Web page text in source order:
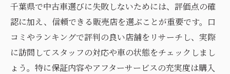
千葉県で中古車選びに失敗しないためには、評価点の確
認に加え、信頼できる販売店を選ぶことが重要です。口
コミやランキングで評判の良い店舗をリサーチし、実際
に訪問してスタッフの対応や車の状態をチェックしまし
ょう。特に保証内容やアフターサービスの充実度は購入